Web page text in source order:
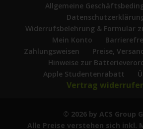
Allgemeine
Widerrufsbelehrung & Formular
Mein Konto
Zahlungsweisen
Preise,
Hinweise zur
Apple Studentenrabatt
Vertrag
© 2026 by ACS Group
Alle Preise verstehen sich inkl.